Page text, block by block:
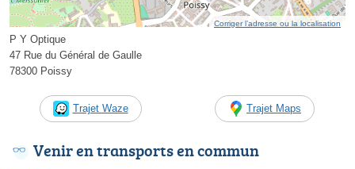
Corriger l’adresse ou la localisation
P Y Optique
47 Rue du Général de Gaulle
78300 Poissy
Trajet Waze Trajet Maps
Venir en transports en commun